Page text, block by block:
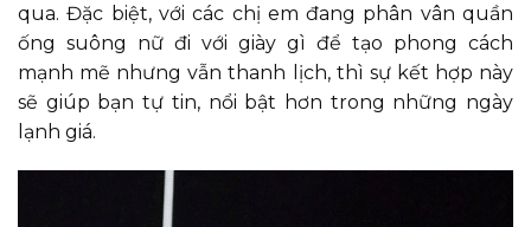
qua. Đặc biệt, với các chị em đang phân vân quần
ống suông nữ đi với giày gì để tạo phong cách
mạnh mẽ nhưng vẫn thanh lịch, thì sự kết hợp này
sẽ giúp bạn tự tin, nổi bật hơn trong những ngày
lạnh giá.